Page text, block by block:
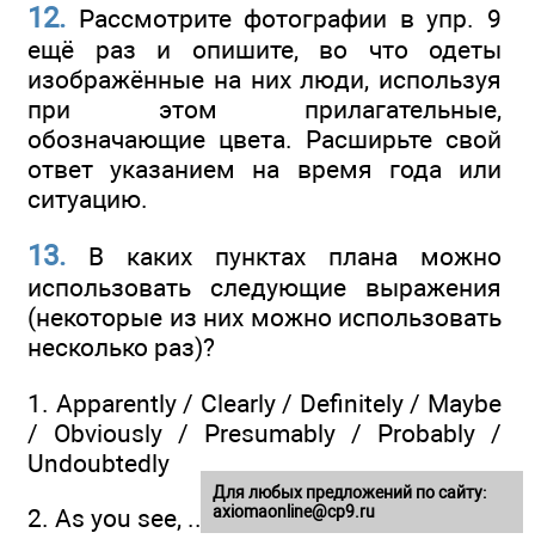
12. Рассмотрите фотографии в упр. 9
ещё раз и опишите, во что одеты
изображённые на них люди, используя
при этом прилагательные,
обозначающие цвета. Расширьте свой
ответ указанием на время года или
ситуацию.
13. В каких пунктах плана можно
использовать следующие выражения
(некоторые из них можно использовать
несколько раз)?
1. Apparently / Clearly / Definitely / Maybe
/ Obviously / Presumably / Probably /
Undoubtedly
2. As you see, ...
Для любых предложений по сайту:
axiomaonline@cp9.ru